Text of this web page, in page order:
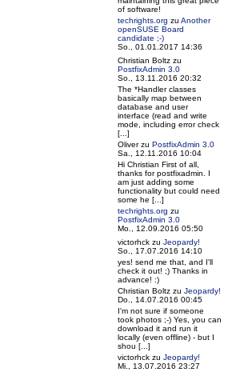
of software!
techrights.org zu Another
openSUSE Board
candidate ;-)
So., 01.01.2017 14:36
Christian Boltz zu
PostfixAdmin 3.0
So., 13.11.2016 20:32
The *Handler classes
basically map between
database and user
interface (read and write
mode, including error check
[...]
Oliverzu PostfixAdmin 3.0
Sa., 12.11.2016 10:04
Hi Christian First of all,
thanks for postfixadmin. I
am just adding some
functionality but could need
some he [...]
techrights.org zu
PostfixAdmin 3.0
Mo., 12.09.2016 05:50
victorhck zu Jeopardy!
So., 17.07.2016 14:10
yes! send me that, and I'll
check it out! ;) Thanks in
advance! :)
Christian Boltz zu Jeopardy!
Do., 14.07.2016 00:45
I'm not sure if someone
took photos ;-) Yes, you can
download it and run it
locally (even offline) - but I
shou [...]
victorhck zu Jeopardy!
Mi., 13.07.2016 23:27